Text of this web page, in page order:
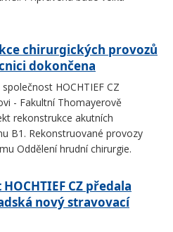
chirurgických provozů
dokončena
HOCHTIEF CZ
- Fakultní Thomayerově
rekonstrukce akutních
B1. Rekonstruované provozy
Oddělení hrudní chirurgie.
CZ předala
nový stravovací